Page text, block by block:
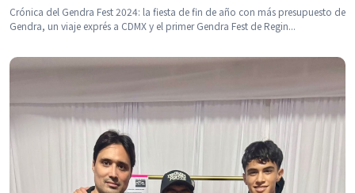
Crónica del Gendra Fest 2024: la fiesta de fin de año con más presupuesto de
Gendra, un viaje exprés a CDMX y el primer Gendra Fest de Regin...